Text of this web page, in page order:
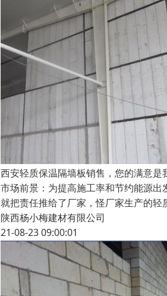
西安轻质保温隔墙板销售，您的满意是
市场前景：为提高施工率和节约能源
就把责任推给了厂家，怪厂家生产的
陕西杨小梅建材有限公司
21-08-23 09:00:01